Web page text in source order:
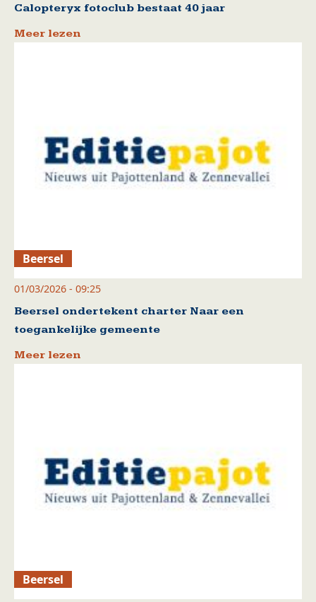
Calopteryx fotoclub bestaat 40 jaar
Meer lezen
Beersel
01/03/2026 - 09:25
Beersel ondertekent charter Naar een
toegankelijke gemeente
Meer lezen
Beersel